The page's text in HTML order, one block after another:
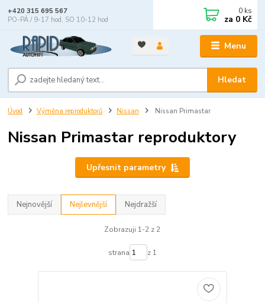
Menu
Hledat
+420 315 695 567
PO-PÁ / 9-17 hod, SO 10-12 hod
0 ks
za 0 Kč
Úvod Výměna reproduktorů Nissan Nissan Primastar
Nissan Primastar reproduktory
Upřesnit parametry
Nejnovější Nejlevnější Nejdražší
Zobrazuji 1-2 z 2
strana z 1